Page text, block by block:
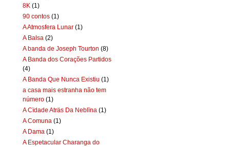
8K (1)
90 contos (1)
A Atmosfera Lunar (1)
A Balsa (2)
A banda de Joseph Tourton (8)
A Banda dos Corações Partidos
(4)
A Banda Que Nunca Existiu (1)
a casa mais estranha não tem
número (1)
A Cïdade Aträs Da Neblïna (1)
A Comuna (1)
A Dama (1)
A Espetacular Charanga do